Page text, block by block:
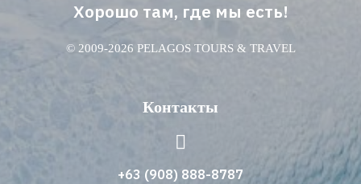
Хорошо там, где мы есть!
© 2009-2026 PELAGOS TOURS & TRAVEL
Контакты
+63 (908) 888-8787